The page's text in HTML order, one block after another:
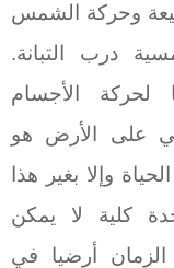
وحركة الشمس
درب التبانة.
لحركة الأجسام
على الأرض هو
وإلا بغير هذا
كلية لا يمكن
أرضيا في